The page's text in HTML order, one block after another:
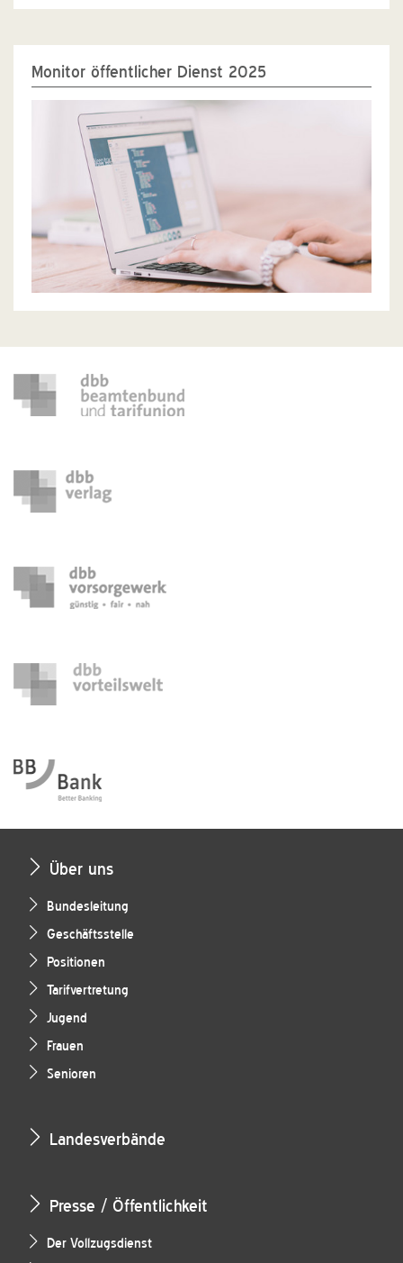
Monitor öffentlicher Dienst 2025
Über uns
Bundesleitung
Geschäftsstelle
Positionen
Tarifvertretung
Jugend
Frauen
Senioren
Landesverbände
Presse / Öffentlichkeit
Der Vollzugsdienst